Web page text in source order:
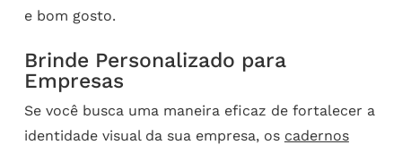
e bom gosto.
Brinde Personalizado para
Empresas
Se você busca uma maneira eficaz de fortalecer a
identidade visual da sua empresa, os cadernos